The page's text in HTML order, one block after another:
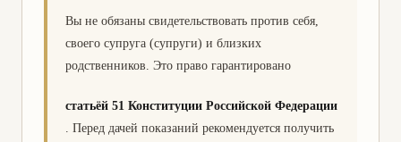
Вы не обязаны свидетельствовать против себя,
своего супруга (супруги) и близких
родственников. Это право гарантировано
статьёй 51 Конституции Российской Федерации
. Перед дачей показаний рекомендуется получить